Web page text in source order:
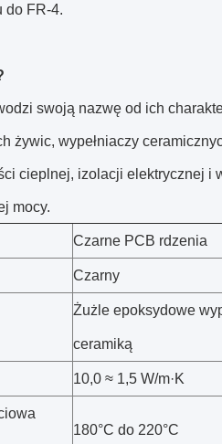
do FR-4.
swoją nazwę od ich
żywic, wypełniaczy
cieplnej, izolacji elektrycznej i
mocy.
Czarne PCB rdzenia
Czarny
Żużle epoksydowe
ceramiką
10,0 ≈ 1,5 W/m·K
180°C do 220°C